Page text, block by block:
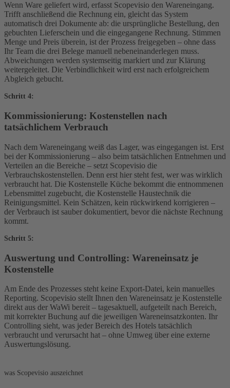
Wenn Ware geliefert wird, erfasst Scopevisio den Wareneingang.
Trifft anschließend die Rechnung ein, gleicht das System
automatisch drei Dokumente ab: die ursprüngliche Bestellung, den
gebuchten Lieferschein und die eingegangene Rechnung. Stimmen
Menge und Preis überein, ist der Prozess freigegeben – ohne dass
Ihr Team die drei Belege manuell nebeneinanderlegen muss.
Abweichungen werden systemseitig markiert und zur Klärung
weitergeleitet. Die Verbindlichkeit wird erst nach erfolgreichem
Abgleich gebucht.
Schritt 4:
Kommissionierung: Kostenstellen nach
tatsächlichem Verbrauch
Nach dem Wareneingang weiß das Lager, was eingegangen ist. Erst
bei der Kommissionierung – also beim tatsächlichen Entnehmen und
Verteilen an die Bereiche – setzt Scopevisio die
Verbrauchskostenstellen. Denn erst hier steht fest, wer was wirklich
verbraucht hat. Die Kostenstelle Küche bekommt die entnommenen
Lebensmittel zugebucht, die Kostenstelle Haustechnik die
Reinigungsmittel. Kein Schätzen, kein rückwirkend korrigieren –
der Verbrauch ist sauber dokumentiert, bevor die nächste Rechnung
kommt.
Schritt 5:
Auswertung und Controlling: Wareneinsatz je
Kostenstelle
Am Ende des Prozesses steht keine Export-Datei, kein manuelles
Reporting. Scopevisio stellt Ihnen den Wareneinsatz je Kostenstelle
direkt aus der WaWi bereit – tagesaktuell, aufgeteilt nach Bereich,
mit korrekter Buchung auf die jeweiligen Wareneinsatzkonten. Ihr
Controlling sieht, was jeder Bereich des Hotels tatsächlich
verbraucht und verursacht hat – ohne Umweg über eine externe
Auswertungslösung.
was Scopevisio auszeichnet